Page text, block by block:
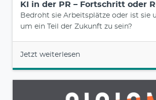
KI in der PR – Fortschritt oder
Bedroht sie Arbeitsplätze oder ist sie
um ein Teil der Zukunft zu sein?
Jetzt weiterlesen